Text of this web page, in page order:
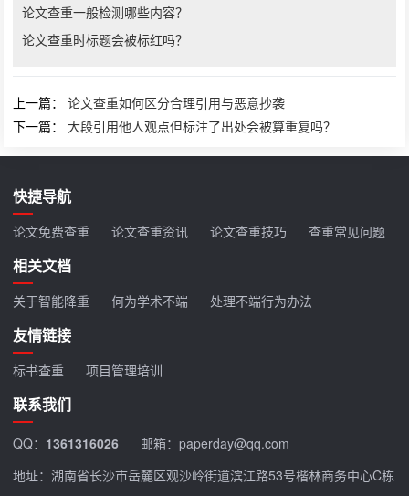
论文查重一般检测哪些内容？
论文查重时标题会被标红吗？
上一篇：论文查重如何区分合理引用与恶意抄袭
下一篇：大段引用他人观点但标注了出处会被算重复吗？
快捷导航
论文免费查重 论文查重资讯 论文查重技巧 查重常见问题
相关文档
关于智能降重 何为学术不端 处理不端行为办法
友情链接
标书查重 项目管理培训
联系我们
QQ： 1361316026
邮箱：paperday@qq.com
地址：湖南省长沙市岳麓区观沙岭街道滨江路53号楷林商务中心C栋